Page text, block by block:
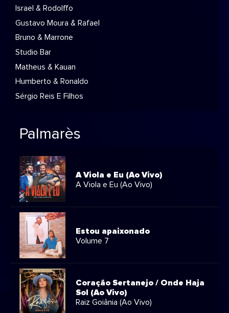
Israel & Rodolffo
Gustavo Moura & Rafael
Bruno & Marrone
Studio Bar
Matheus & Kauan
Humberto & Ronaldo
Sérgio Reis E Filhos
Palmarès
A Viola e Eu (Ao Vivo)
A Viola e Eu (Ao Vivo)
Estou apaixonado
Volume 7
Coração Sertanejo / Onde Haja
Sol (Ao Vivo)
Raiz Goiânia (Ao Vivo)